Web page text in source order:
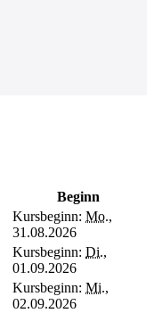
Beginn
Kursbeginn: Mo.,
31.08.2026
Kursbeginn: Di.,
01.09.2026
Kursbeginn: Mi.,
02.09.2026